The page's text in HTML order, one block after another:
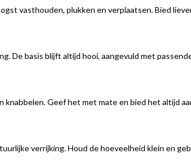
vasthouden, plukken en verplaatsen. Bied
De basis blijft altijd hooi, aangevuld met
Geef het met mate en bied het altijd
verrijking. Houd de hoeveelheid klein en